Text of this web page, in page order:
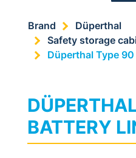
Brand
Düperthal
Safety storage
Düperthal Type 90
BATTERY